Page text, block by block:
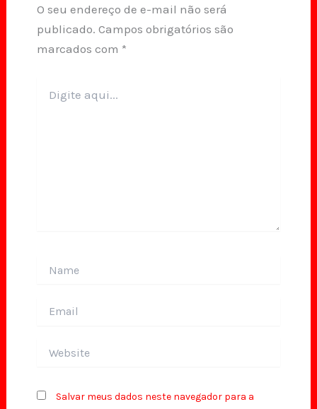
O seu endereço de e-mail não será
publicado. Campos obrigatórios são
marcados com *
aqui...
Salvar meus dados neste navegador para a